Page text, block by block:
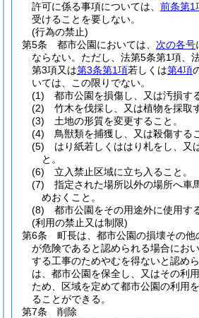
許可に係る事項については、 前条第1
受けることを要しない。
(行為の禁止)
第5条
都市公園においては、 次の各号
ならない。 ただし、法第5条第1項、
第3項又は第3条第1項若しくは第4項
いては、この限りでない。
(1)
都市公園を損傷し、又は汚損す
(2)
竹木を伐採し、又は植物を採取
(3)
土地の形質を変更すること。
(4)
鳥獣類を捕獲し、又は殺傷する
(5)
はり紙若しくははり札をし、又
と。
(6)
立入禁止区域に立ち入ること。
(7)
指定された場所以外の場所へ車
めおくこと。
(8)
都市公園をその用途外に使用す
(利用の禁止又は制限)
第6条
町長は、都市公園の損壊その他
が危険であると認められる場合にお
する工事のためやむを得ないと認め
は、都市公園を保全し、又はその利
ため、区域を定めて都市公園の利用
ることができる。
第7条
削除